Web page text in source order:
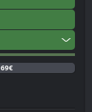
69€